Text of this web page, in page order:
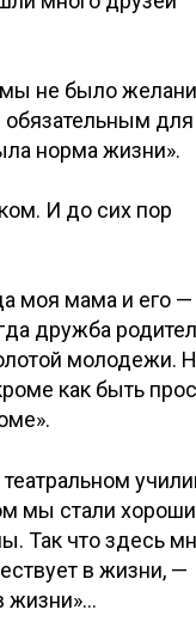
не было
обязательным для
норма жизни».
И до сих пор
моя мама и его —
дружба
молодежи.
как быть
мы стали
Так что здесь
в жизни, —
жизни»…